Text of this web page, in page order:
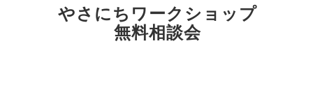
やさにちワークショップ
無料相談会